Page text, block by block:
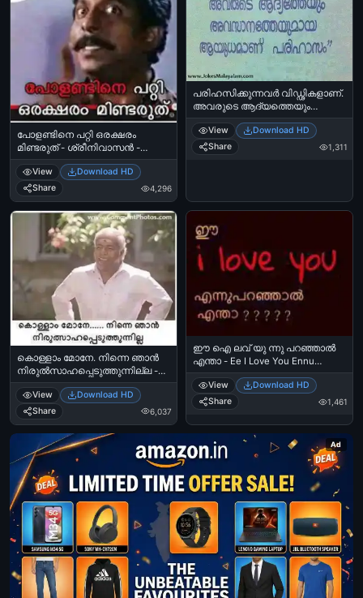
പോളണ്ടിനെ പറ്റി ഒരക്ഷരം
മിണ്ടരുത് - ശ്രീനിവാസന്‍ -
Polandine Patti Oraksharam
Mindaruth - Sreenivasan in
Sandesham
View
Download HD
Share
4,296
പരിഹസിക്കുന്നവര്‍ വിഡ്ഢികളാണ്.
അവരുടെ ആദ്യത്തെയും
അവസാനത്തെയുമായ
ആയുധമാണ് പരിഹാസം -
Parihasikkunnavar Viddikalaanu.
Avarude Aadhyatheyum
View
Download HD
Share
1,311
കൊള്ളാം മോനേ. നിന്നെ ഞാന്‍
നിരുല്‍സാഹപ്പെടുത്തുന്നില്ല -
തിലകന്‍ - Kollam Mone. Ninne
Njaan Nirulsaahappeduthunnilla -
Thilkan in Manichithrathazhu
View
Download HD
Share
6,037
ഈ ഐ ലവ് യു ന്നു പറഞ്ഞാല്‍
എന്താ - Ee I Love You Ennu
Paranjaal Entha
View
Download HD
Share
1,461
Ad